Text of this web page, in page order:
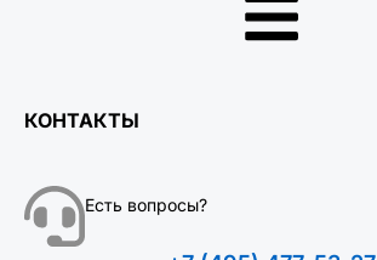
КОНТАКТЫ
Есть вопросы?